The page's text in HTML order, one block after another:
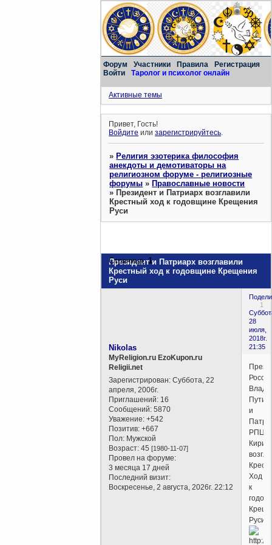
Форум Участники Правила
Регистрация
Войти
Таролог и психолог онлайн
Активные темы
Привет, Гость!
Войдите илизарегистрируйтесь.
»Религия эзотерика философия
анекдоты и демотиваторы на
религиозном форуме - религиозные
форумы »Православные новости
»Президент и Патриарх возглавили
Крестный ход к годовщине Крещения
Руси
Президент и Патриарх возглавили
Крестный ход к годовщине Крещения
Руси
Страница:1
1
28
июля,
2018г.
21:35
Nikolas
MyReligion.ru EzoKupon.ru
Religii.net
Зарегистрирован: Суббота, 22
апреля, 2006г.
Приглашений: 16
Сообщений: 5870
Уважение: +542
Позитив: +667
Пол: Мужской
Возраст: 45[1980-11-07]
Провел на форуме:
3 месяца 17 дней
Последний визит:
Воскресенье, 2 августа, 2026г. 22:12
Путин
и
РПЦ
Ход
к
Руси.